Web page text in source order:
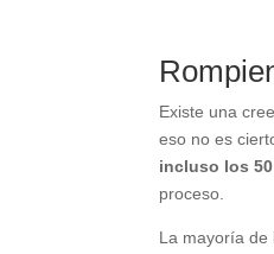
Existe una
eso no es
incluso los
proceso.
La mayoría de